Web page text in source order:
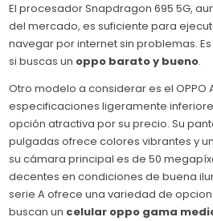
El procesador Snapdragon 695 5G,
del mercado, es suficiente para
navegar por internet sin problemas.
si buscas un oppo barato y bueno.
Otro modelo a considerar es el OPPO
especificaciones ligeramente
opción atractiva por su precio. Su
pulgadas ofrece colores vibrantes y
su cámara principal es de 50
decentes en condiciones de buena
serie A ofrece una variedad de
buscan un celular oppo gama